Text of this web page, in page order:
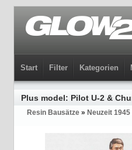
Start Filter Kategorien
Plus model: Pilot U-2 &
Resin Bausätze » Neuzeit